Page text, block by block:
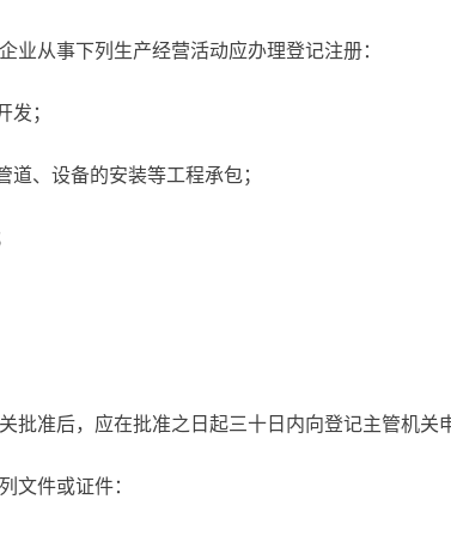
业从事下列生产经营活动应办理登记注册：
发；
道、设备的安装等工程承包；
批准后，应在批准之日起三十日内向登记主管机关
文件或证件：